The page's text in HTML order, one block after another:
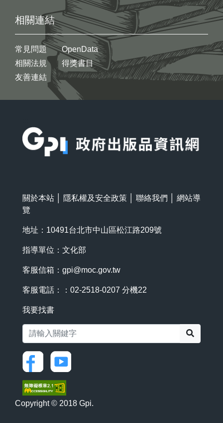
相關連結
常見問題
相關法規
友善連結
OpenData
得獎書目
關於本站 隱私權及安全政策 聯絡我們
網站導
覽
地址：10491台北市中山區松江路209號
指導單位：文化部
客服信箱： gpi@moc.gov.tw
客服電話：：02-2518-0207 分機22
我要找書
Copyright © 2018 Gpi.